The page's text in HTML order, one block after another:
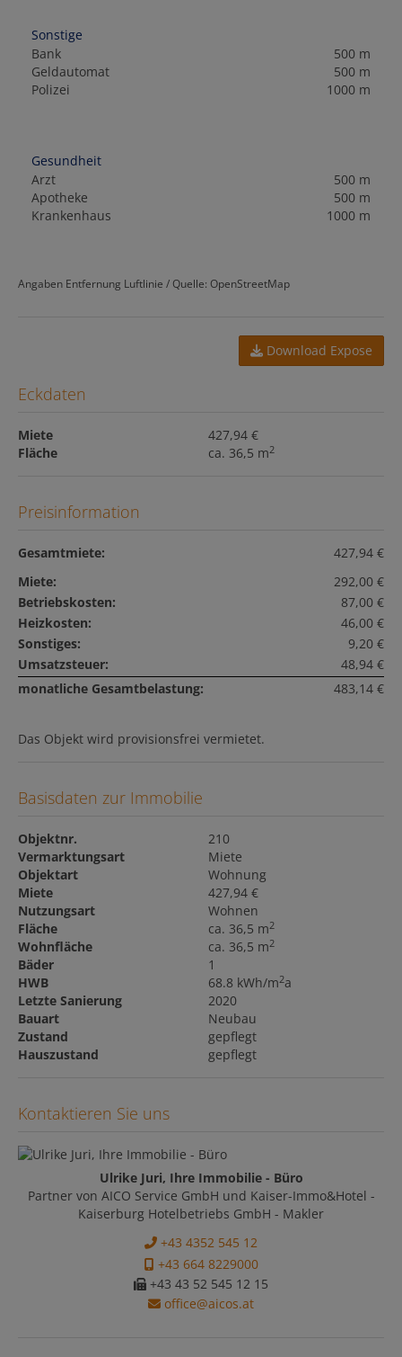
Sonstige
Bank
500 m
Geldautomat
500 m
Polizei
1000 m
Gesundheit
Arzt
500 m
Apotheke
500 m
Krankenhaus
1000 m
Angaben Entfernung Luftlinie / Quelle: OpenStreetMap
Download Expose
Eckdaten
Miete
427,94 €
Fläche
ca. 36,5 m2
Preisinformation
Gesamtmiete:
427,94 €
Miete:
292,00 €
Betriebskosten:
87,00 €
Heizkosten:
46,00 €
Sonstiges:
9,20 €
Umsatzsteuer:
48,94 €
monatliche Gesamtbelastung:
483,14 €
Das Objekt wird provisionsfrei vermietet.
Basisdaten zur Immobilie
Objektnr.
210
Vermarktungsart
Miete
Objektart
Wohnung
Miete
427,94 €
Nutzungsart
Wohnen
Fläche
ca. 36,5 m2
Wohnfläche ca. 36,5 m2
Bäder
1
HWB
68.8 kWh/m2a
Letzte Sanierung
2020
Bauart
Neubau
Zustand
gepflegt
Hauszustand
gepflegt
Kontaktieren Sie uns
Ulrike Juri, Ihre Immobilie - Büro
Partner von AICO Service GmbH und Kaiser-Immo&Hotel -
Kaiserburg Hotelbetriebs GmbH - Makler
+43 4352 545 12
+43 664 8229000
+43 43 52 545 12 15
office@aicos.at